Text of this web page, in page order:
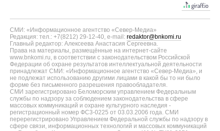
СМИ: «Информационное агентство «Север-Медиа»
Редакция: тел.: +7(8212) 29-12-40, e-mail: redaktor@bnkomi.ru
Главный редактор: Алексеева Анастасия Сергеевна.
Права на материалы, размещённые на интернет-сайте
www.bnkomi.ru, в соответствии с законодательством Российской
Федерации об охране результатов интеллектуальной деятельности
принадлежат СМИ: «Информационное агентство «Север-Медиа», и
не подлежат использованию другими лицами в какой бы то ни было
форме без письменного разрешения правообладателя.
СМИ зарегистрировано Беломорским управлением Федеральным
службы по надзору за соблюдением законодательства в сфере
массовых коммуникаций и охране культурного наследия -
регистрационный номер ФС3-0225 от 03.03.2006 года. СМИ
перерегистрировано Управлением Федеральной службы по надзору в
сфере связи, информационных технологий и массовых коммуникаций